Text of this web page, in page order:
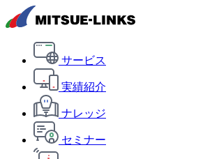
サービス
実績紹介
ナレッジ
セミナー